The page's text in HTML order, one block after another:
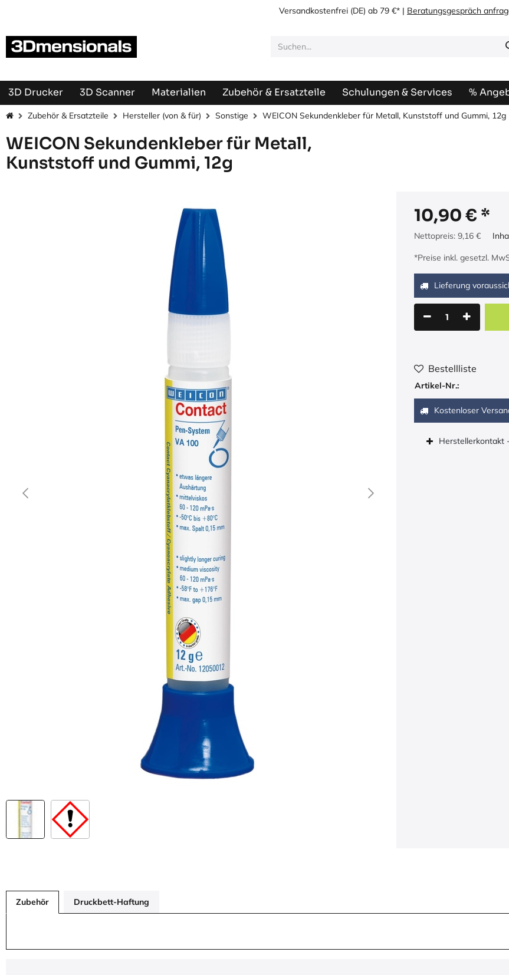
Versandkostenfrei (DE) ab 79 €* | Beratungsgespräch
3D Drucker 3D Scanner Materialien Zubehör & Ersatzteile Schulungen & Services %
Zubehör & Ersatzteile Hersteller (von & für) Sonstige WEICON Sekundenkleber für Metall, Kunststoff und Gummi, 12g
WEICON Sekundenkleber für Metall,
Kunststoff und Gummi, 12g
10,90 €
Nettopreis: 9,16 €
*Preise inkl. gesetzl.
Lieferung
Bestellliste
Artikel-Nr.:
Kostenloser
Herstellerkontakt
Zubehör Druckbett-Haftung